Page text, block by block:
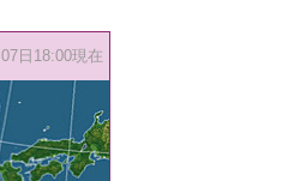
07日18:00現在